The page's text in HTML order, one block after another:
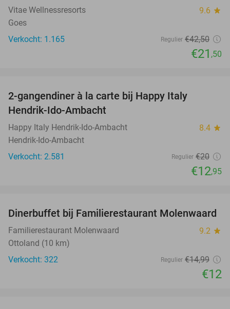
Vitae Wellnessresorts 9.6 star
Goes
Verkocht: 1.165
Regulier €42,50
€21 ,50
2-gangendiner à la carte bij Happy Italy
Hendrik-Ido-Ambacht
Happy Italy Hendrik-Ido-Ambacht 8.4 star
Hendrik-Ido-Ambacht
Verkocht: 2.581
Regulier €20
€12,95
20%
Dinerbuffet bij Familierestaurant Molenwaard
Familierestaurant Molenwaard 9.2 star
Ottoland (10 km)
Verkocht: 322
Regulier €14,99
€12